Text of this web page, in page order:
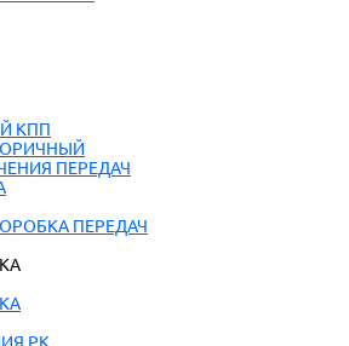
КПП
ПЕРЕДАЧ
ПЕРЕДАЧ
РК